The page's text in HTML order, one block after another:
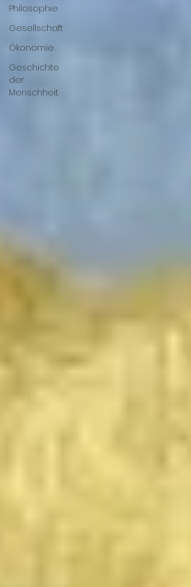
Philosophie
Gesellschaft
Ökonomie
Geschichte
der
Menschheit